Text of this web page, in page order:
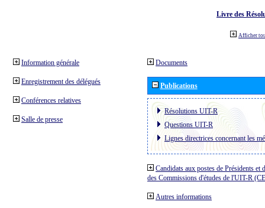
Livre des
Afficher
Information générale
Enregistrement des délégués
Conférences relatives
Salle de presse
Documents
Publications
Résolutions UIT-R
Questions UIT-R
Lignes directrices concernant les
Candidats aux postes de Présidents et
des Commissions d'études de l'UIT-R
Autres informations